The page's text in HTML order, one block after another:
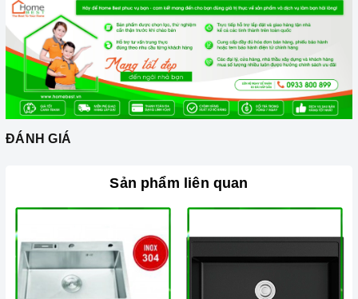
ĐÁNH GIÁ
Sản phẩm liên quan